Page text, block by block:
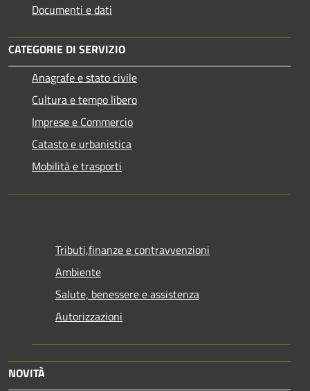
Documenti e dati
CATEGORIE DI SERVIZIO
Anagrafe e stato civile
Cultura e tempo libero
Imprese e Commercio
Catasto e urbanistica
Mobilità e trasporti
Tributi,finanze e contravvenzioni
Ambiente
Salute, benessere e assistenza
Autorizzazioni
NOVITÀ